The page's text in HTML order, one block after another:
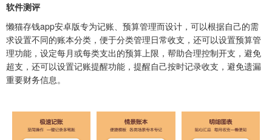
软件测评
懒猫存钱app安卓版专为记账、预算管理而设计，可以根据自己的需
求设置不同的账本分类，便于分类管理日常收支，还可以设置预算管
理功能，设定每月或每类支出的预算上限，帮助合理控制开支，避免
超支，还可以设置记账提醒功能，提醒自己按时记录收支，避免遗漏
重要财务信息。